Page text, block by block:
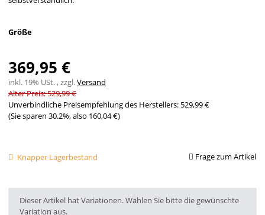
Größe
369,95 €
inkl. 19% USt. , zzgl.Versand
Alter Preis: 529,99 €
Unverbindliche Preisempfehlung des Herstellers: 529,99 €
(Sie sparen 30.2%, also 160,04 €)
Knapper Lagerbestand Frage zum Artikel
x
Dieser Artikel hat Variationen. Wählen Sie bitte die gewünschte
Variation aus.